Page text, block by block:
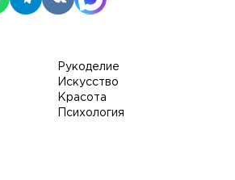
Рукоделие
Искусство
Красота
Психология